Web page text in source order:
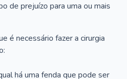
de prejuízo para uma ou mais
é necessário fazer a cirurgia
há uma fenda que pode ser